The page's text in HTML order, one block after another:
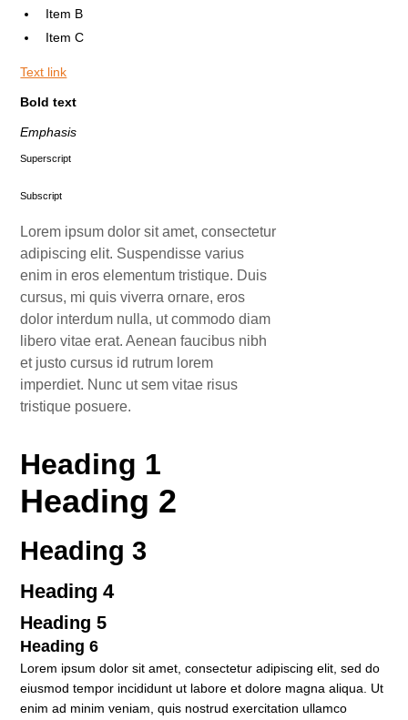
Item B
Item C
Text link
Bold text
Emphasis
Superscript
Subscript
Lorem ipsum dolor sit amet, consectetur
adipiscing elit. Suspendisse varius
enim in eros elementum tristique. Duis
cursus, mi quis viverra ornare, eros
dolor interdum nulla, ut commodo diam
libero vitae erat. Aenean faucibus nibh
et justo cursus id rutrum lorem
imperdiet. Nunc ut sem vitae risus
tristique posuere.
Heading 1
Heading 2
Heading 3
Heading 4
Heading 5
Heading 6
Lorem ipsum dolor sit amet, consectetur adipiscing elit, sed do
eiusmod tempor incididunt ut labore et dolore magna aliqua. Ut
enim ad minim veniam, quis nostrud exercitation ullamco